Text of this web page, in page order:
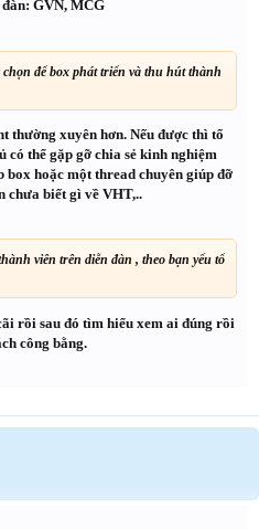
GVN, MCG
để box phát triển và thu hút thành
thường xuyên hơn. Nếu được thì tổ
có thể gặp gỡ chia sẻ kinh nghiệm
box hoặc một thread chuyên giúp đỡ
chưa biết gì về VHT,..
viên trên diễn đàn , theo bạn yếu tố
rồi sau đó tìm hiểu xem ai đúng rồi
công bằng.